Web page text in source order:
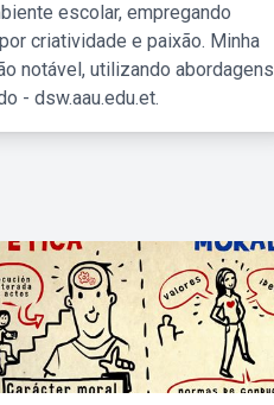
escolar, empregando
criatividade e paixão. Minha
notável, utilizando abordagens
- dsw.aau.edu.et.